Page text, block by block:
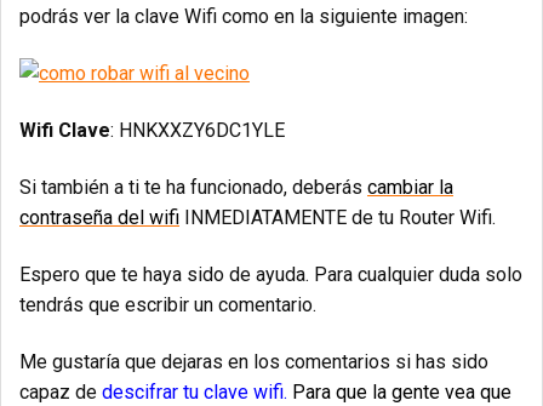
podrás ver la clave Wifi como en la siguiente imagen:
Wifi Clave: HNKXXZY6DC1YLE
Si también a ti te ha funcionado, deberás cambiar la
contraseña del wifi INMEDIATAMENTE de tu Router Wifi.
Espero que te haya sido de ayuda. Para cualquier duda solo
tendrás que escribir un comentario.
Me gustaría que dejaras en los comentarios si has sido
capaz de descifrar tu clave wifi. Para que la gente vea que